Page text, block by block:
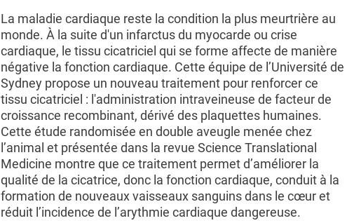
La maladie cardiaque reste la condition la plus meurtrière au
monde. À la suite d'un infarctus du myocarde ou crise
cardiaque, le tissu cicatriciel qui se forme affecte de manière
négative la fonction cardiaque. Cette équipe de l’Université de
Sydney propose un nouveau traitement pour renforcer ce
tissu cicatriciel : l'administration intraveineuse de facteur de
croissance recombinant, dérivé des plaquettes humaines.
Cette étude randomisée en double aveugle menée chez
l’animal et présentée dans la revue Science Translational
Medicine montre que ce traitement permet d’améliorer la
qualité de la cicatrice, donc la fonction cardiaque, conduit à la
formation de nouveaux vaisseaux sanguins dans le cœur et
réduit l’incidence de l’arythmie cardiaque dangereuse.